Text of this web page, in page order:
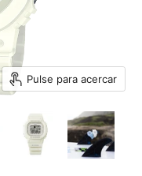
Pulse para acercar